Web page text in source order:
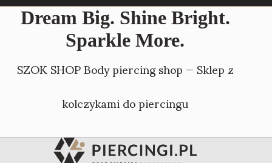
Dream Big. Shine Bright.
Sparkle More.
SZOK SHOP Body piercing shop — Sklep z
kolczykami do piercingu